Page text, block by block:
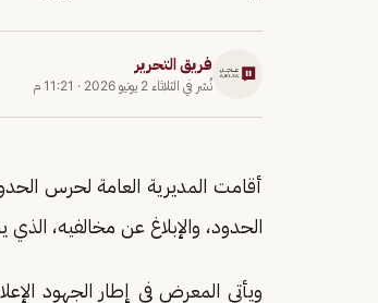
فريق التحرير
نُشر في الثلاثاء 2 يونيو 2026 · 11:21 م
أقامت المديرية العامة لحرس
الحدود، والإبلاغ عن مخالفيه، الذي يستمر حتى (6 يونيو 2026م)
ويأتي المعرض في إطار الجهود